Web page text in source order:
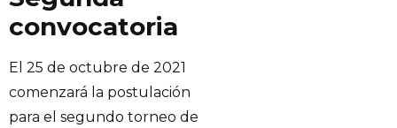
convocatoria
El 25 de octubre de 2021
comenzará la postulación
para el segundo torneo de